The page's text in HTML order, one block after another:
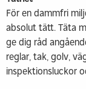
För en dammfri
absolut tätt. Täta
ge dig råd
reglar, tak, golv,
inspektionsluckor